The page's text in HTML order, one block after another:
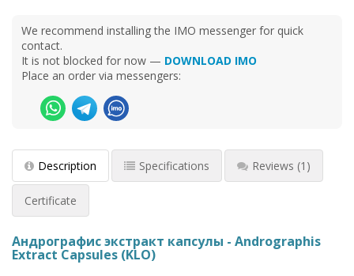
We recommend installing the IMO messenger for quick
contact.
It is not blocked for now — DOWNLOAD IMO
Place an order via messengers:
Description Specifications Reviews (1)
Certificate
Андрографис экстракт капсулы - Andrographis
Extract Capsules (KLO)